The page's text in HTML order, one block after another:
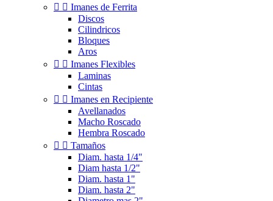
  Imanes de Ferrita
Discos
Cilindricos
Bloques
Aros
  Imanes Flexibles
Laminas
Cintas
  Imanes en Recipiente
Avellanados
Macho Roscado
Hembra Roscado
  Tamaños
Diam. hasta 1/4"
Diam hasta 1/2"
Diam. hasta 1"
Diam. hasta 2"